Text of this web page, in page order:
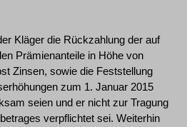
Kläger die Rückzahlung der auf
Prämienanteile in Höhe von
Zinsen, sowie die Feststellung
zum 1. Januar 2015
seien und er nicht zur Tragung
verpflichtet sei. Weiterhin